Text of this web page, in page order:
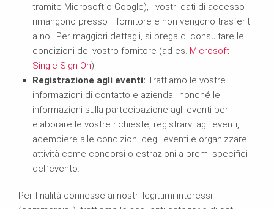
tramite Microsoft o Google), i vostri dati di accesso
rimangono presso il fornitore e non vengono trasferiti
a noi. Per maggiori dettagli, si prega di consultare le
condizioni del vostro fornitore (ad es. Microsoft
Single-Sign-On).
Registrazione agli eventi: Trattiamo le vostre
informazioni di contatto e aziendali nonché le
informazioni sulla partecipazione agli eventi per
elaborare le vostre richieste, registrarvi agli eventi,
adempiere alle condizioni degli eventi e organizzare
attività come concorsi o estrazioni a premi specifici
dell’evento.
Per finalità connesse ai nostri legittimi interessi